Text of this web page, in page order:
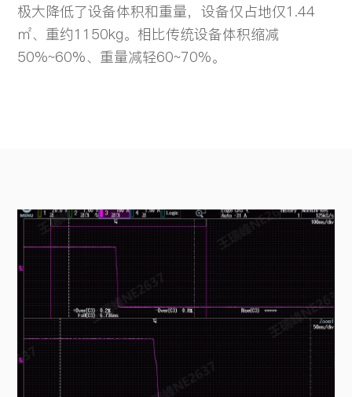
极大降低了设备体积和重量，设备仅占地仅1.44
㎡、重约1150kg。相比传统设备体积缩减
50%~60%、重量减轻60~70%。